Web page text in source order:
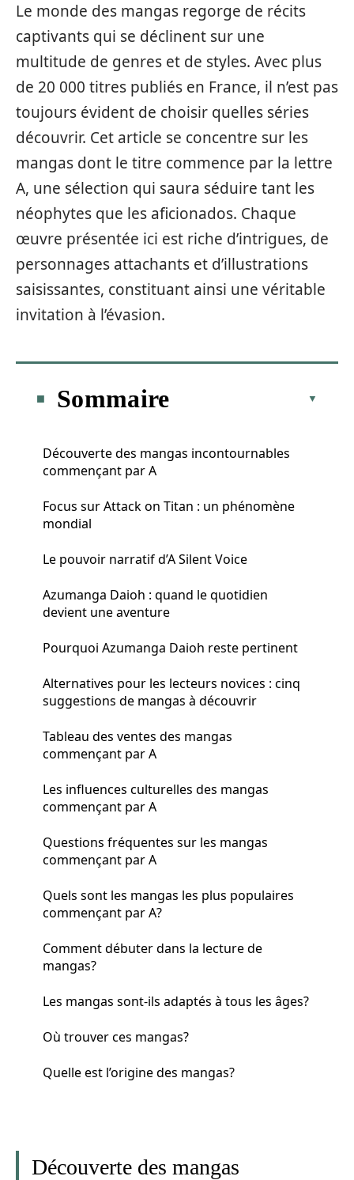
Le monde des mangas regorge de récits
captivants qui se déclinent sur une
multitude de genres et de styles. Avec plus
de 20 000 titres publiés en France, il n’est pas
toujours évident de choisir quelles séries
découvrir. Cet article se concentre sur les
mangas dont le titre commence par la lettre
A, une sélection qui saura séduire tant les
néophytes que les aficionados. Chaque
œuvre présentée ici est riche d’intrigues, de
personnages attachants et d’illustrations
saisissantes, constituant ainsi une véritable
invitation à l’évasion.
Sommaire
Découverte des mangas incontournables
commençant par A
Focus sur Attack on Titan : un phénomène
mondial
Le pouvoir narratif d’A Silent Voice
Azumanga Daioh : quand le quotidien
devient une aventure
Pourquoi Azumanga Daioh reste pertinent
Alternatives pour les lecteurs novices : cinq
suggestions de mangas à découvrir
Tableau des ventes des mangas
commençant par A
Les influences culturelles des mangas
commençant par A
Questions fréquentes sur les mangas
commençant par A
Quels sont les mangas les plus populaires
commençant par A?
Comment débuter dans la lecture de
mangas?
Les mangas sont-ils adaptés à tous les âges?
Où trouver ces mangas?
Quelle est l’origine des mangas?
Découverte des mangas